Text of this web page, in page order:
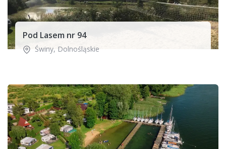
Pod Lasem nr 94
Świny, Dolnośląskie